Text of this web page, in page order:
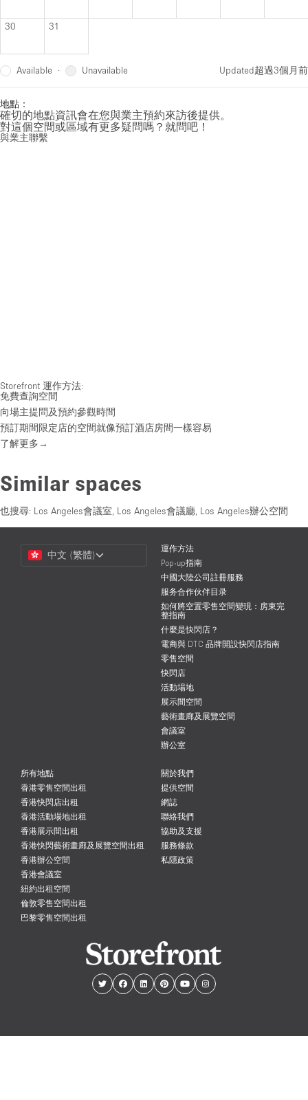
30 31
Available · Unavailable Updated超過3個月前
地點：
確切的地點資訊會在您與業主預約來訪後提供。
對這個空間或區域有更多疑問嗎？就問吧！
與業主聯繫
Storefront 運作方法:
免費查詢空間
向場主提問及預約參觀時間
預訂期間限定店的空間就像預訂酒店房間一樣容易
了解更多→
Similar spaces
也搜尋: Los Angeles會議室 Los Angeles會議廳 Los Angeles辦公空間
Choose
Language
中文 (繁體)
運作方法
Pop-up指南
中國大陸公司註冊服務
服务合作伙伴目录
如何將空置零售空間變現：房東完
整指南
什麼是快閃店？
電商與 DTC 品牌開設快閃店指南
零售空間
快閃店
活動場地
展示間空間
藝術畫廊及展覽空間
會議室
辦公室
所有地點
香港零售空間出租
香港快閃店出租
香港活動場地出租
香港展示間出租
香港快閃藝術畫廊及展覽空間出租
香港辦公空間
香港會議室
紐約出租空間
倫敦零售空間出租
巴黎零售空間出租
關於我們
提供空間
網誌
聯絡我們
協助及支援
服務條款
私隱政策